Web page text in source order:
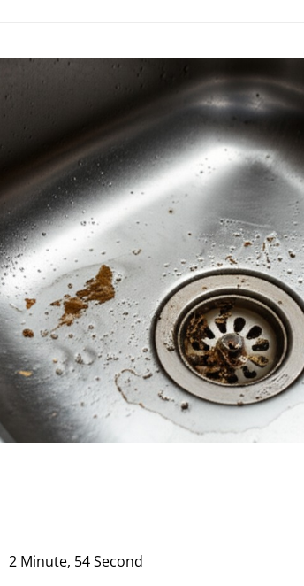
2 Minute, 54 Second